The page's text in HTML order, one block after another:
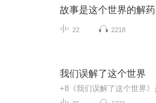
故事是这个世界的解药
22 2218
我们误解了这个世界